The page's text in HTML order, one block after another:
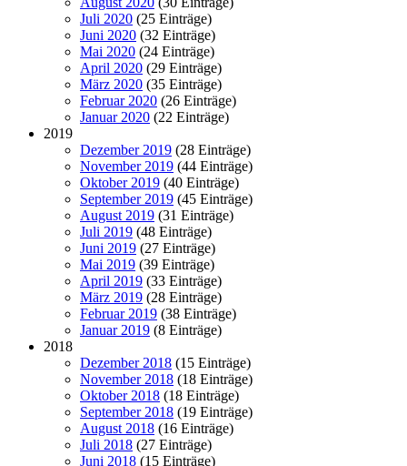
Juli 2020 (25 Einträge)
Juni 2020 (32 Einträge)
Mai 2020 (24 Einträge)
April 2020 (29 Einträge)
März 2020 (35 Einträge)
Februar 2020 (26 Einträge)
Januar 2020 (22 Einträge)
2019
Dezember 2019 (28 Einträge)
November 2019 (44 Einträge)
Oktober 2019 (40 Einträge)
September 2019 (45 Einträge)
August 2019 (31 Einträge)
Juli 2019 (48 Einträge)
Juni 2019 (27 Einträge)
Mai 2019 (39 Einträge)
April 2019 (33 Einträge)
März 2019 (28 Einträge)
Februar 2019 (38 Einträge)
Januar 2019 (8 Einträge)
2018
Dezember 2018 (15 Einträge)
November 2018 (18 Einträge)
Oktober 2018 (18 Einträge)
September 2018 (19 Einträge)
August 2018 (16 Einträge)
Juli 2018 (27 Einträge)
Juni 2018 (15 Einträge)